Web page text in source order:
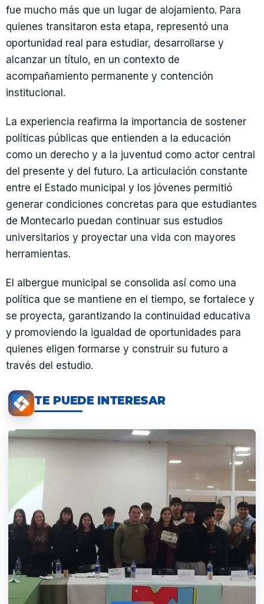
fue mucho más que un lugar de alojamiento. Para
quienes transitaron esta etapa, representó una
oportunidad real para estudiar, desarrollarse y
alcanzar un título, en un contexto de
acompañamiento permanente y contención
institucional.
La experiencia reafirma la importancia de sostener
políticas públicas que entienden a la educación
como un derecho y a la juventud como actor central
del presente y del futuro. La articulación constante
entre el Estado municipal y los jóvenes permitió
generar condiciones concretas para que estudiantes
de Montecarlo puedan continuar sus estudios
universitarios y proyectar una vida con mayores
herramientas.
El albergue municipal se consolida así como una
política que se mantiene en el tiempo, se fortalece y
se proyecta, garantizando la continuidad educativa
y promoviendo la igualdad de oportunidades para
quienes eligen formarse y construir su futuro a
través del estudio.
TE PUEDE INTERESAR